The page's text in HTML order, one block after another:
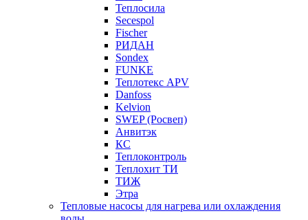
Теплосила
Secespol
Fischer
РИДАН
Sondex
FUNKE
Теплотекс APV
Danfoss
Kelvion
SWEP (Росвеп)
Анвитэк
КС
Теплоконтроль
Теплохит ТИ
ТИЖ
Этра
Тепловые насосы для нагрева или охлаждения